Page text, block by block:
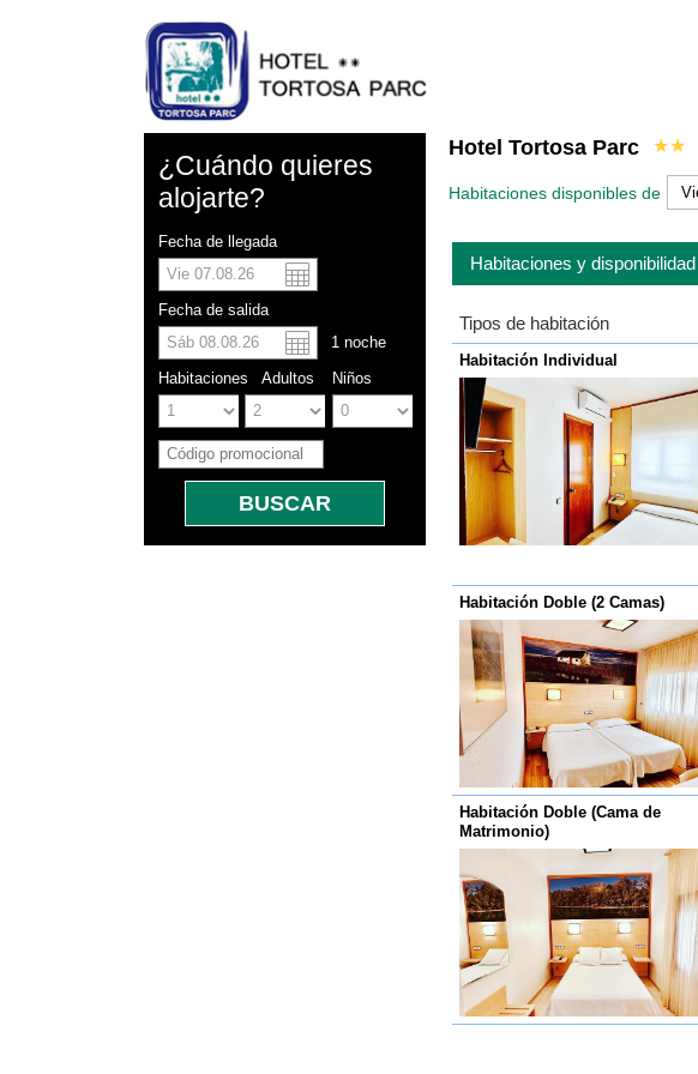
English
Dolar americano
Yuan chino
¿Cuándo quieres
alojarte?
Fecha de llegada
Fecha de salida
1 noche
Habitaciones Adultos Niños
Hotel Tortosa Parc ★★
Habitaciones disponibles de
Habitaciones y disponibilidad
Tipos de habitación
Habitación Individual
Habitación Doble (2 Camas)
Habitación Doble (Cama de
Matrimonio)